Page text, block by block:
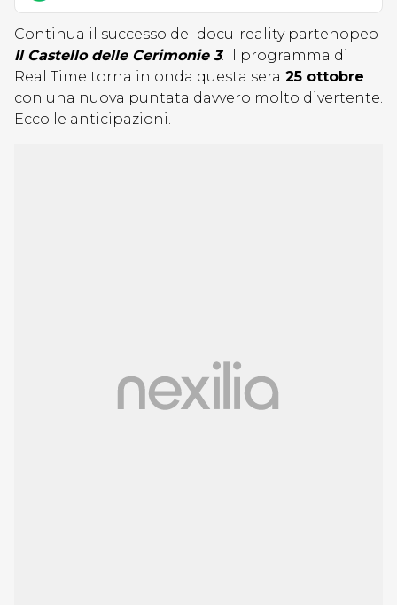
Continua il successo del docu-reality partenopeo
Il Castello delle Cerimonie 3. Il programma di
Real Time torna in onda questa sera 25 ottobre
con una nuova puntata davvero molto divertente.
Ecco le anticipazioni.